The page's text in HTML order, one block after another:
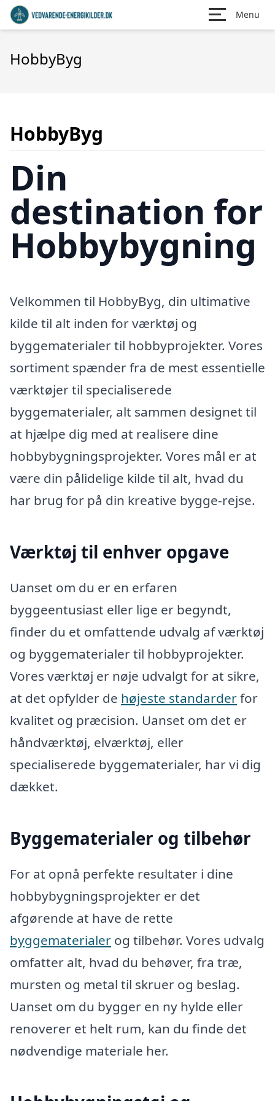
Menu
HobbyByg
HobbyByg
Din
destination for
Hobbybygning
Velkommen til HobbyByg, din ultimative
kilde til alt inden for værktøj og
byggematerialer til hobbyprojekter. Vores
sortiment spænder fra de mest essentielle
værktøjer til specialiserede
byggematerialer, alt sammen designet til
at hjælpe dig med at realisere dine
hobbybygningsprojekter. Vores mål er at
være din pålidelige kilde til alt, hvad du
har brug for på din kreative bygge-rejse.
Værktøj til enhver opgave
Uanset om du er en erfaren
byggeentusiast eller lige er begyndt,
finder du et omfattende udvalg af værktøj
og byggematerialer til hobbyprojekter.
Vores værktøj er nøje udvalgt for at sikre,
at det opfylder de højeste standarderfor
kvalitet og præcision. Uanset om det er
håndværktøj, elværktøj, eller
specialiserede byggematerialer, har vi dig
dækket.
Byggematerialer og tilbehør
For at opnå perfekte resultater i dine
hobbybygningsprojekter er det
afgørende at have de rette
byggematerialer og tilbehør. Vores udvalg
omfatter alt, hvad du behøver, fra træ,
mursten og metal til skruer og beslag.
Uanset om du bygger en ny hylde eller
renoverer et helt rum, kan du finde det
nødvendige materiale her.